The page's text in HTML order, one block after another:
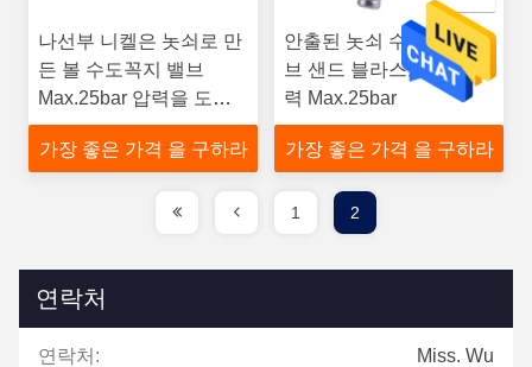
나선부 니켈은 놋쇠로 만
든 볼 수도꼭지 밸브
Max.25bar 압력을 도금
처리했습니다
가장 좋은 가격 을 구하라
안출된 놋쇠 수도꼭지 밸
브 샌드 블라스트 공칭 압
력 Max.25bar
가장 좋은 가격 을 구하라
1 2
연락처
연락처: Miss. Wu